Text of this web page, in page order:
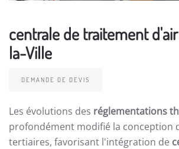
centrale de traitement
la-Ville
DEMANDE DE DEVIS
Les évolutions des réglementations
profondément modifié la conception
tertiaires, favorisant l'intégration de